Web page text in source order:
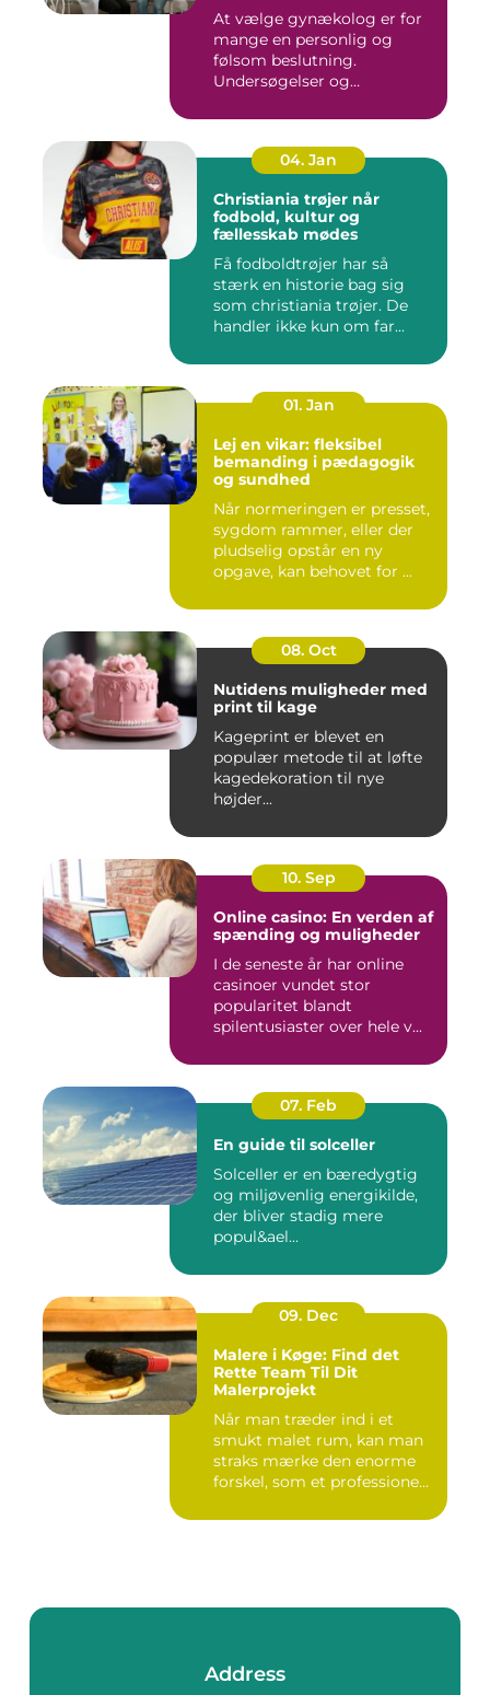
At vælge gynækolog er for
mange en personlig og
følsom beslutning.
Undersøgelser og
04. Jan
Christiania trøjer når
fodbold, kultur og
fællesskab mødes
Få fodboldtrøjer har så
stærk en historie bag sig
som christiania trøjer. De
handler ikke kun om far...
01. Jan
Lej en vikar: fleksibel
bemanding i pædagogik
og sundhed
Når normeringen er presset,
sygdom rammer, eller der
pludselig opstår en ny
opgave, kan behovet for ...
08. Oct
Nutidens muligheder med
print til kage
Kageprint er blevet en
populær metode til at løfte
kagedekoration til nye
højder...
10. Sep
Online casino: En verden af
spænding og muligheder
I de seneste år har online
casinoer vundet stor
popularitet blandt
spilentusiaster over hele v...
07. Feb
En guide til solceller
Solceller er en bæredygtig
og miljøvenlig energikilde,
der bliver stadig mere
popul&ael...
09. Dec
Malere i Køge: Find det
Rette Team Til Dit
Malerprojekt
Når man træder ind i et
smukt malet rum, kan man
straks mærke den enorme
forskel, som et professione...
Address